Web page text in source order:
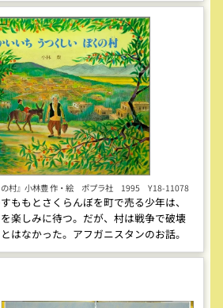
の村』小林豊 作・絵 ポプラ社 1995 Y18-11078
ももとさくらんぼを町で売る少年は、
楽しみに待つ。だが、村は戦争で破壊
はなかった。アフガニスタンのお話。